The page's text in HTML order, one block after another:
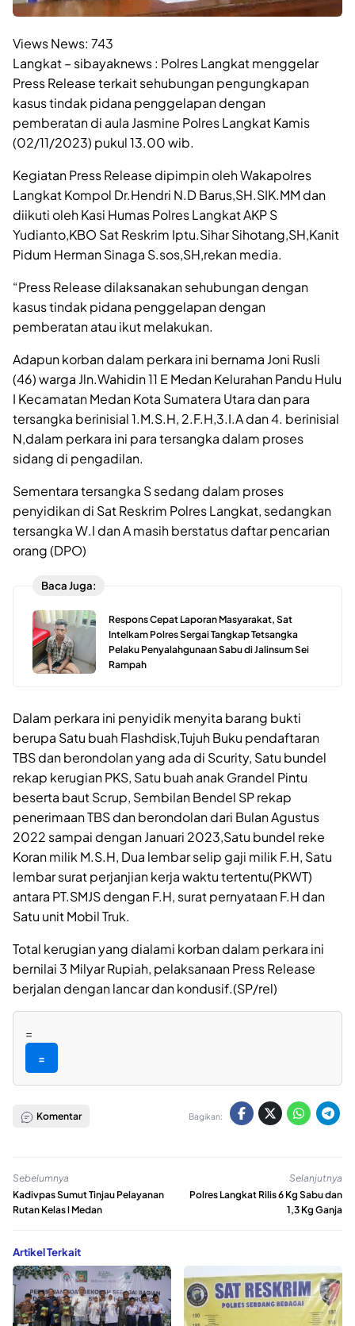
Views News: 743
Langkat – sibayaknews : Polres Langkat menggelar
Press Release terkait sehubungan pengungkapan
kasus tindak pidana penggelapan dengan
pemberatan di aula Jasmine Polres Langkat Kamis
(02/11/2023) pukul 13.00 wib.
Kegiatan Press Release dipimpin oleh Wakapolres
Langkat Kompol Dr.Hendri N.D Barus,SH.SIK.MM dan
diikuti oleh Kasi Humas Polres Langkat AKP S
Yudianto,KBO Sat Reskrim Iptu.Sihar Sihotang,SH,Kanit
Pidum Herman Sinaga S.sos,SH,rekan media.
“Press Release dilaksanakan sehubungan dengan
kasus tindak pidana penggelapan dengan
pemberatan atau ikut melakukan.
Adapun korban dalam perkara ini bernama Joni Rusli
(46) warga Jln.Wahidin 11 E Medan Kelurahan Pandu Hulu
I Kecamatan Medan Kota Sumatera Utara dan para
tersangka berinisial 1.M.S.H, 2.F.H,3.I.A dan 4. berinisial
N,dalam perkara ini para tersangka dalam proses
sidang di pengadilan.
Sementara tersangka S sedang dalam proses
penyidikan di Sat Reskrim Polres Langkat, sedangkan
tersangka W.I dan A masih berstatus daftar pencarian
orang (DPO)
Baca Juga:
Respons Cepat Laporan Masyarakat, Sat
Intelkam Polres Sergai Tangkap Tetsangka
Pelaku Penyalahgunaan Sabu di Jalinsum Sei
Rampah
Dalam perkara ini penyidik menyita barang bukti
berupa Satu buah Flashdisk,Tujuh Buku pendaftaran
TBS dan berondolan yang ada di Scurity, Satu bundel
rekap kerugian PKS, Satu buah anak Grandel Pintu
beserta baut Scrup, Sembilan Bendel SP rekap
penerimaan TBS dan berondolan dari Bulan Agustus
2022 sampai dengan Januari 2023,Satu bundel reke
Koran milik M.S.H, Dua lembar selip gaji milik F.H, Satu
lembar surat perjanjian kerja waktu tertentu(PKWT)
antara PT.SMJS dengan F.H, surat pernyataan F.H dan
Satu unit Mobil Truk.
Total kerugian yang dialami korban dalam perkara ini
bernilai 3 Milyar Rupiah, pelaksanaan Press Release
berjalan dengan lancar dan kondusif.(SP/rel)
=
=
Komentar Bagikan:
Sebelumnya
Kadivpas Sumut Tinjau Pelayanan
Rutan Kelas l Medan
Selanjutnya
Polres Langkat Rilis 6 Kg Sabu dan
1,3 Kg Ganja
Artikel Terkait